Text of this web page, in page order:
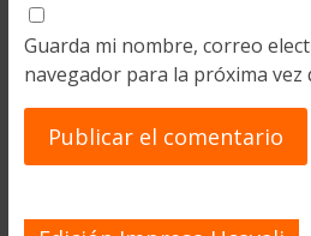
Guarda mi nombre, correo
navegador para la próxima vez